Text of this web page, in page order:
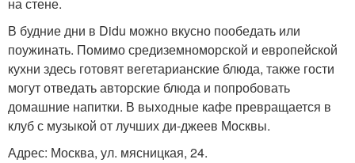
на стене.
В будние дни в Didu можно вкусно пообедать или
поужинать. Помимо средиземноморской и европейской
кухни здесь готовят вегетарианские блюда, также гости
могут отведать авторские блюда и попробовать
домашние напитки. В выходные кафе превращается в
клуб с музыкой от лучших ди-джеев Москвы.
Адрес: Москва, ул. мясницкая, 24.